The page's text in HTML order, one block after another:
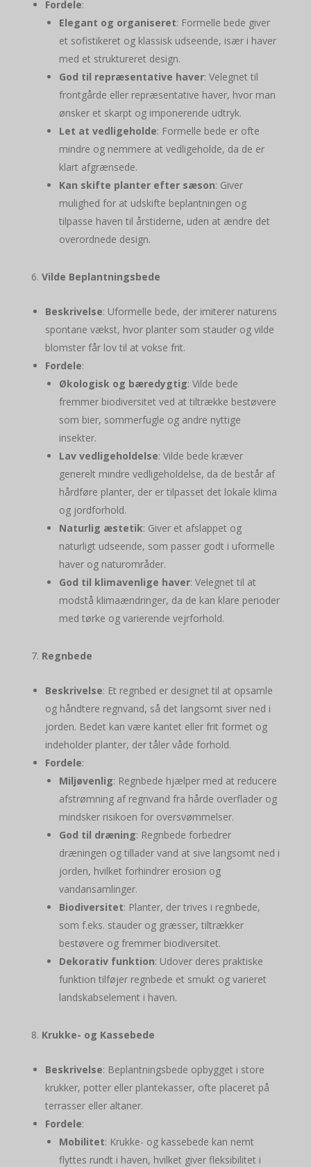
Fordele:
Elegant og organiseret: Formelle bede giver
et sofistikeret og klassisk udseende, især i haver
med et struktureret design.
God til repræsentative haver: Velegnet til
frontgårde eller repræsentative haver, hvor man
ønsker et skarpt og imponerende udtryk.
Let at vedligeholde: Formelle bede er ofte
mindre og nemmere at vedligeholde, da de er
klart afgrænsede.
Kan skifte planter efter sæson: Giver
mulighed for at udskifte beplantningen og
tilpasse haven til årstiderne, uden at ændre det
overordnede design.
Vilde Beplantningsbede
Beskrivelse: Uformelle bede, der imiterer naturens
spontane vækst, hvor planter som stauder og vilde
blomster får lov til at vokse frit.
Fordele:
Økologisk og bæredygtig: Vilde bede
fremmer biodiversitet ved at tiltrække bestøvere
som bier, sommerfugle og andre nyttige
insekter.
Lav vedligeholdelse: Vilde bede kræver
generelt mindre vedligeholdelse, da de består af
hårdføre planter, der er tilpasset det lokale klima
og jordforhold.
Naturlig æstetik: Giver et afslappet og
naturligt udseende, som passer godt i uformelle
haver og naturområder.
God til klimavenlige haver: Velegnet til at
modstå klimaændringer, da de kan klare perioder
med tørke og varierende vejrforhold.
Regnbede
Beskrivelse: Et regnbed er designet til at opsamle
og håndtere regnvand, så det langsomt siver ned i
jorden. Bedet kan være kantet eller frit formet og
indeholder planter, der tåler våde forhold.
Fordele:
Miljøvenlig: Regnbede hjælper med at reducere
afstrømning af regnvand fra hårde overflader og
mindsker risikoen for oversvømmelser.
God til dræning: Regnbede forbedrer
dræningen og tillader vand at sive langsomt ned i
jorden, hvilket forhindrer erosion og
vandansamlinger.
Biodiversitet: Planter, der trives i regnbede,
som f.eks. stauder og græsser, tiltrækker
bestøvere og fremmer biodiversitet.
Dekorativ funktion: Udover deres praktiske
funktion tilføjer regnbede et smukt og varieret
landskabselement i haven.
Krukke- og Kassebede
Beskrivelse: Beplantningsbede opbygget i store
krukker, potter eller plantekasser, ofte placeret på
terrasser eller altaner.
Fordele:
Mobilitet: Krukke- og kassebede kan nemt
flyttes rundt i haven, hvilket giver fleksibilitet i